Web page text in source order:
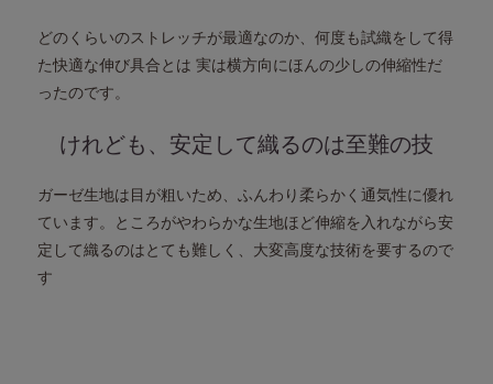
どのくらいのストレッチが最適なのか、 何度も試織をして得
た快適な伸び具合とは 実は横方向にほんの少しの伸縮性だ
ったのです。
けれども、安定して織るのは至難の技
ガーゼ生地は目が粗いため、ふんわり柔らかく通気性に優れ
ています。
ところがやわらかな生地ほど伸縮を入れながら安
定して織るのはとても難しく、 大変高度な技術を要するので
す